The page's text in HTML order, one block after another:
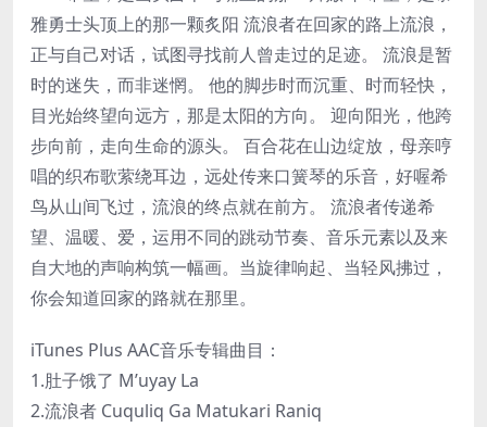
雅勇士头顶上的那一颗炙阳 流浪者在回家的路上流浪，
正与自己对话，试图寻找前人曾走过的足迹。 流浪是暂
时的迷失，而非迷惘。 他的脚步时而沉重、时而轻快，
目光始终望向远方，那是太阳的方向。 迎向阳光，他跨
步向前，走向生命的源头。 百合花在山边绽放，母亲哼
唱的织布歌萦绕耳边，远处传来口簧琴的乐音，好喔希
鸟从山间飞过，流浪的终点就在前方。 流浪者传递希
望、温暖、爱，运用不同的跳动节奏、音乐元素以及来
自大地的声响构筑一幅画。当旋律响起、当轻风拂过，
你会知道回家的路就在那里。
iTunes Plus AAC音乐专辑曲目：
1.肚子饿了 M’uyay La
2.流浪者 Cuquliq Ga Matukari Raniq